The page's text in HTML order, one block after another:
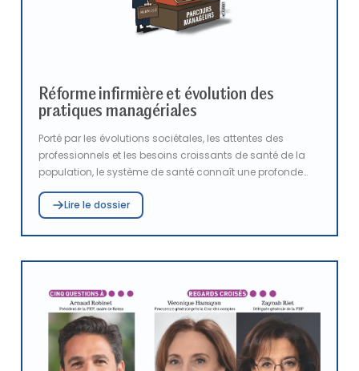
Réforme infirmière et évolution des
pratiques managériales
Porté par les évolutions sociétales, les attentes des
professionnels et les besoins croissants de santé de la
population, le système de santé connaît une profonde
mutation de ses métiers et de ses modes d’organisation.
Dans ce dossier, deux focus complémentaires viennent
illustrer cette dynamique. D'une part, la réforme majeure
de la profession infirmière, avec l’élargissement des
compétences, la reconnaissance de la consultation
de la formation. D'autre part le déploiement du
programme Parcours manageurs, initiative structurante
des pouvoirs publics visant à renforcer une culture
managériale commune et à accompagner la
transformation des organisations.
Lire le dossier